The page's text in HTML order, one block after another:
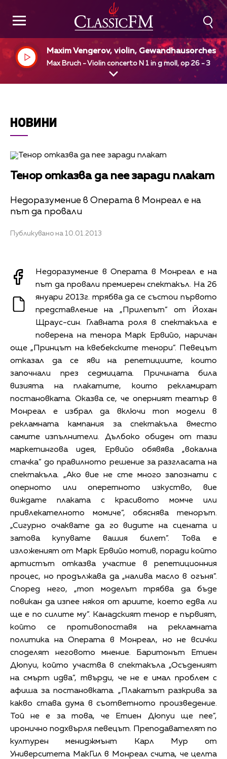
Maxim Vengerov, violin,
Leipzig, Kurt Masur, dir
Max Bruch - Violin concerto N 1 in g moll, op 26 - 3
НОВИНИ
Тенор отказва да пее заради плакат
Недоразумение в Операта в Монреал е на
път да провали
Публикувано на 10.01.2013
Недоразумение в Операта в Монреал е на
път да провали премиерен спектакъл. На 26
януари 2013г. трябва да се състои първото
представление на „Прилепът” от Йохан
Щраус-син. Главната роля в спектакъла е
поверена на тенора Марк Ервийо, наричан
още „Принцът на квебекските тенори”. Певецът
отказал да се яви на репетициите, които
започнали през седмицата. Причината била
визията на плакатите, които рекламират
постановката. Оказва се, че оперният театър в
Монреал е избрал да включи топ модели в
рекламната кампания за спектакъла вместо
самите изпълнители. Дълбоко обиден от тази
маркетингова идея, Ервийо обявява „вокална
стачка” до правилното решение за разгласата на
спектакъла. „Ако вие не сте много запознати с
оперното или оперетното изкуство, вие
виждате плаката с красивото момче или
привлекателното момиче”, обяснява тенорът.
„Сигурно очаквате да го видите на сцената и
затова купувате вашия билет”. Това е
изложеният от Марк Ервийо мотив, поради който
артистът отказва участие в репетиционния
процес, но продължава да „налива масло в огъня”.
Според него, „топ моделът трябва да бъде
повикан да изпее някоя от ариите, което едва ли
ще е по силите му”. Канадският тенор е първият,
който се противопоставя на рекламната
политика на Операта в Монреал, но не всички
споделят неговото мнение. Баритонът Етиен
Дюпуи, който участва в спектакъла „Осъденият
на смърт идва”, твърди, че не е имал проблем с
афиша за постановката. „Плакатът разкрива за
какво става дума в съответното произведение.
Той не е за това, че Етиен Дюпуи ще пее”,
иронично подхвърля певецът. Преподавателят по
културен мениджмънт Карл Мур от
Университета МакГил в Монреал счита, че целта